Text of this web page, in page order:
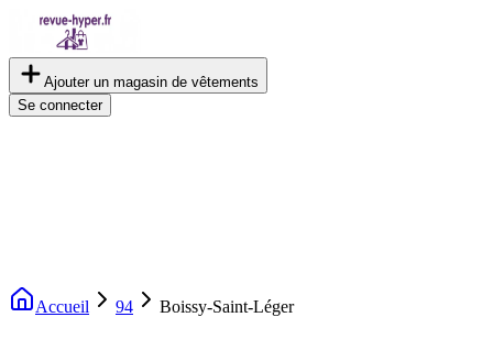
Ajouter un magasin de vêtements
Se connecter
Accueil 94 Boissy-Saint-Léger